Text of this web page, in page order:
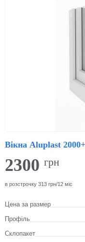
Вікна Aluplast
2300 грн
в розстрочку 313 грн/12 міс
Цена за размер
Профіль
Склопакет